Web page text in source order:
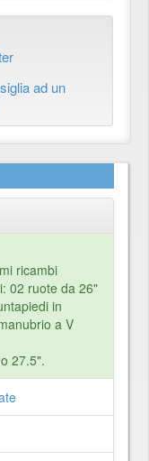
ad un
ricambi
02 ruote da 26"
in
a V
27.5".